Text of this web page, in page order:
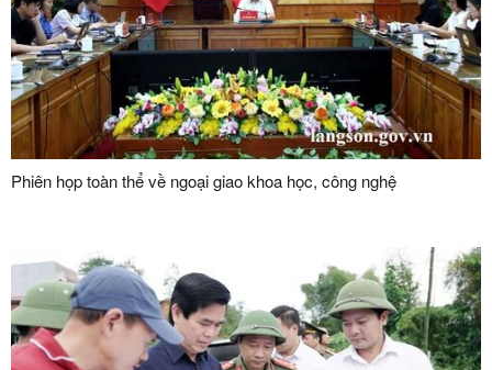
Phiên họp toàn thể về ngoại giao khoa học, công nghệ